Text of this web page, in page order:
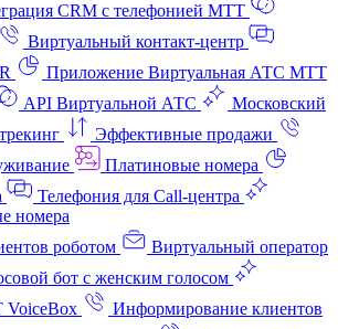
CRM с телефонией МТТ
Виртуальный контакт‑центр
Приложение Виртуальная АТС МТТ
API Виртуальной АТС
Московский
Эффективные продажи
Платиновые номера
Телефония для Call-центра
номера
роботом
Виртуальный оператор
бот с женским голосом
VoiceBox
Информирование клиентов